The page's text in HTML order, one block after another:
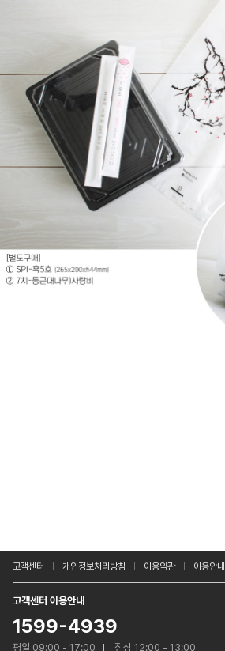
고객센터 개인정보처리방침 이용약관 이용안내
고객센터 이용안내
1599-4939
평일 09:00 - 17:00 점심 12:00 - 13:00